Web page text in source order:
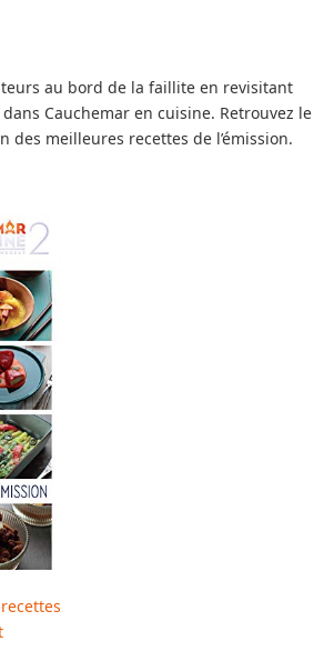
au bord de la faillite en revisitant
Cauchemar en cuisine. Retrouvez le
meilleures recettes de l’émission.